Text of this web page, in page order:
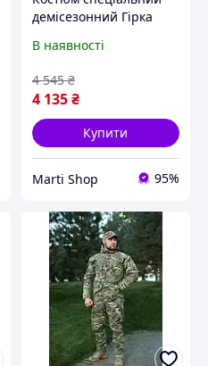
демісезонний Гірка
ріп-стоп, стандарт ЗСУ
підтяжки)
В наявності
4 135₴
4 545 ₴
Купити
Marti Shop 95%